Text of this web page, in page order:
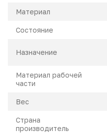
Материал
Состояние
Назначение
Материал рабочей
части
Вес
Страна
производитель